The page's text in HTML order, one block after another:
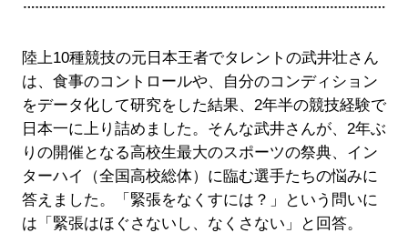
陸上10種競技の元日本王者でタレントの武井壮さん
は、食事のコントロールや、自分のコンディション
をデータ化して研究をした結果、2年半の競技経験で
日本一に上り詰めました。そんな武井さんが、2年ぶ
りの開催となる高校生最大のスポーツの祭典、イン
ターハイ（全国高校総体）に臨む選手たちの悩みに
答えました。「緊張をなくすには？」という問いに
は「緊張はほぐさないし、なくさない」と回答。